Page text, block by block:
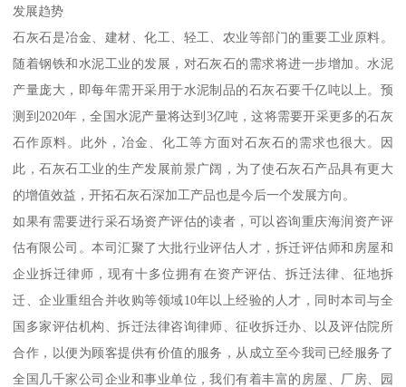
发展趋势
石灰石是冶金、建材、化工、轻工、农业等部门的重要工业原料。
随着钢铁和水泥工业的发展，对石灰石的需求将进一步增加。水泥
产量庞大，即每年需开采用于水泥制品的石灰石要千亿吨以上。预
测到2020年，全国水泥产量将达到3亿吨，这将需要开采更多的石灰
石作原料。此外，冶金、化工等方面对石灰石的需求也很大。因
此，石灰石工业的生产发展前景广阔，为了使石灰石产品具有更大
的增值效益，开拓石灰石深加工产品也是今后一个发展方向。
如果有需要进行采石场资产评估的读者，可以咨询重庆海润资产评
估有限公司。本司汇聚了大批行业评估人才，拆迁评估师和房屋和
企业拆迁律师，现有十多位拥有在资产评估、拆迁法律、征地拆
迁、企业重组合并收购等领域10年以上经验的人才，同时本司与全
国多家评估机构、拆迁法律咨询律师、征收拆迁办、以及评估院所
合作，以便为顾客提供有价值的服务，从成立至今我司已经服务了
全国几千家公司企业和事业单位，我们有着丰富的房屋、厂房、园